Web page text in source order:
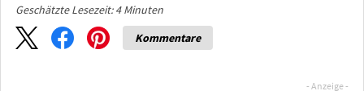
Geschätzte Lesezeit:4 Minuten
Kommentare